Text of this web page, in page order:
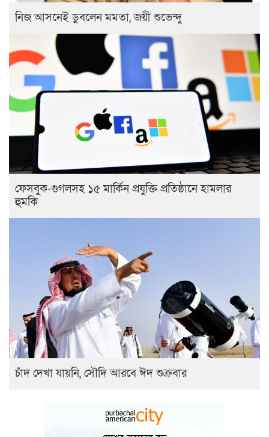
নিজ আসনেই ডুবলেন মমতা, জয়ী শুভেন্দু
ফেসবুক-গুগলসহ ১৫ মার্কিন প্রযুক্তি প্রতিষ্ঠানে হামলার
হুমকি
চাঁদ দেখা যায়নি, সৌদি আরবে ঈদ শুক্রবার